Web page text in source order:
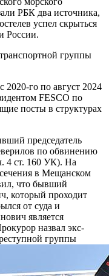
РБК два источника,
успел скрыться
России.
группы
2020-го по август 2024
FESCO по
посты в структурах
председатель
по обвинению
4 ст. 160 УК). На
в Мещанском
что бывший
который проходит
от суда и
является
назвал экс-
группы